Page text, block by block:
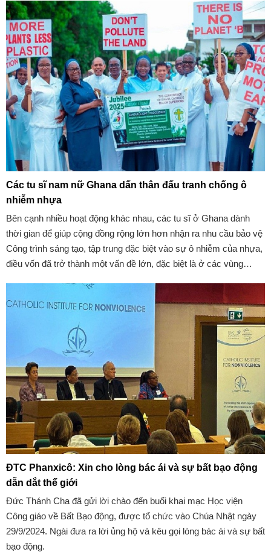
hợp tính bền vững vào cuộc sống hàng ngày của chúng ta theo
những cách phù hợp với bối cảnh địa phương nơi chúng ta sinh
sống.
Các tu sĩ nam nữ Ghana dấn thân đấu tranh chống ô
nhiễm nhựa
Bên cạnh nhiều hoạt động khác nhau, các tu sĩ ở Ghana dành
thời gian để giúp cộng đồng rộng lớn hơn nhận ra nhu cầu bảo vệ
Công trình sáng tạo, tập trung đặc biệt vào sự ô nhiễm của nhựa,
điều vốn đã trở thành một vấn đề lớn, đặc biệt là ở các vùng
ĐTC Phanxicô: Xin cho lòng bác ái và sự bất bạo động
dẫn dắt thế giới
Đức Thánh Cha đã gửi lời chào đến buổi khai mạc Học viện
Công giáo về Bất Bạo động, được tổ chức vào Chúa Nhật ngày
29/9/2024. Ngài đưa ra lời ủng hộ và kêu gọi lòng bác ái và sự bất
bạo động.